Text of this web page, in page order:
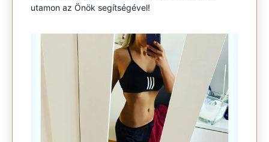
utamon az Önök segítségével!